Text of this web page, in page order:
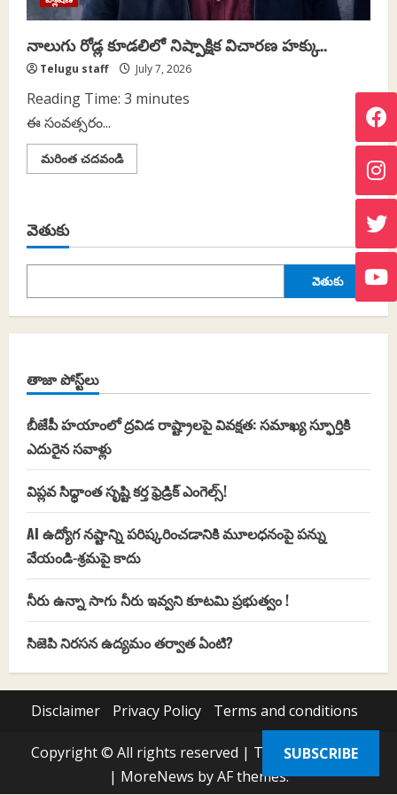
నాలుగు రోడ్ల కూడలిలో నిష్పాక్షిక విచారణ హక్కు..
Telugu staff July 7, 2026
Reading Time: 3 minutes
ఈ సంవత్సరం...
మరింత చదవండిRead
more
విచారణ
వెతుకు
వెతుకు
తాజా పోస్ట్‌లు
బీజేపీ హయాంలో ద్రవిడ రాష్ట్రాలపై వివక్షత: సమాఖ్య స్ఫూర్తికి
ఎదురైన సవాళ్లు
విప్లవ సిధ్ధాంత సృష్టి కర్త ఫ్రెడ్రిక్ ఎంగెల్స్!
AI ఉద్యోగ నష్టాన్ని పరిష్కరించడానికి మూలధనంపై పన్ను
వేయండి-శ్రమపై కాదు
నీరు ఉన్నా సాగు నీరు ఇవ్వని కూటమి ప్రభుత్వం !
సిజెపి నిరసన ఉద్యమం తర్వాత ఏంటి?
Disclaimer Privacy Policy Terms and conditions
Copyright © All rights reserved | Thewiretelugu.in
| MoreNews by AF themes.
SUBSCRIBE